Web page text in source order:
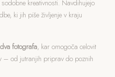
kreativnosti. Navdihujejo
ki jih piše življenje v kraju
dva fotografa, kar omogoča celovit
– od jutranjih priprav do poznih